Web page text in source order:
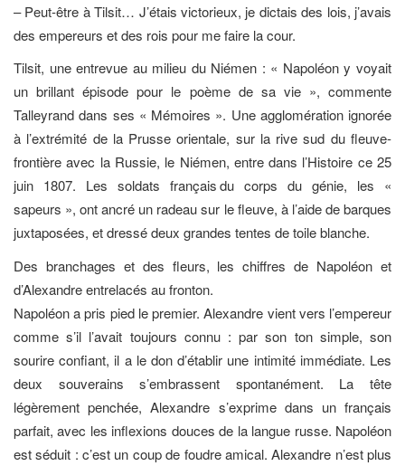
– Peut-être à Tilsit… J’étais victorieux, je dictais des lois, j’avais
des empereurs et des rois pour me faire la cour.
Tilsit, une entrevue au milieu du Niémen : « Napoléon y voyait
un brillant épisode pour le poème de sa vie », commente
Talleyrand dans ses « Mémoires ». Une agglomération ignorée
à l’extrémité de la Prusse orientale, sur la rive sud du fleuve-
frontière avec la Russie, le Niémen, entre dans l’Histoire ce 25
juin 1807. Les soldats français du corps du génie, les «
sapeurs », ont ancré un radeau sur le fleuve, à l’aide de barques
juxtaposées, et dressé deux grandes tentes de toile blanche.
Des branchages et des fleurs, les chiffres de Napoléon et
d’Alexandre entrelacés au fronton.
Napoléon a pris pied le premier. Alexandre vient vers l’empereur
comme s’il l’avait toujours connu : par son ton simple, son
sourire confiant, il a le don d’établir une intimité immédiate. Les
deux souverains s’embrassent spontanément. La tête
légèrement penchée, Alexandre s’exprime dans un français
parfait, avec les inflexions douces de la langue russe. Napoléon
est séduit : c’est un coup de foudre amical. Alexandre n’est plus